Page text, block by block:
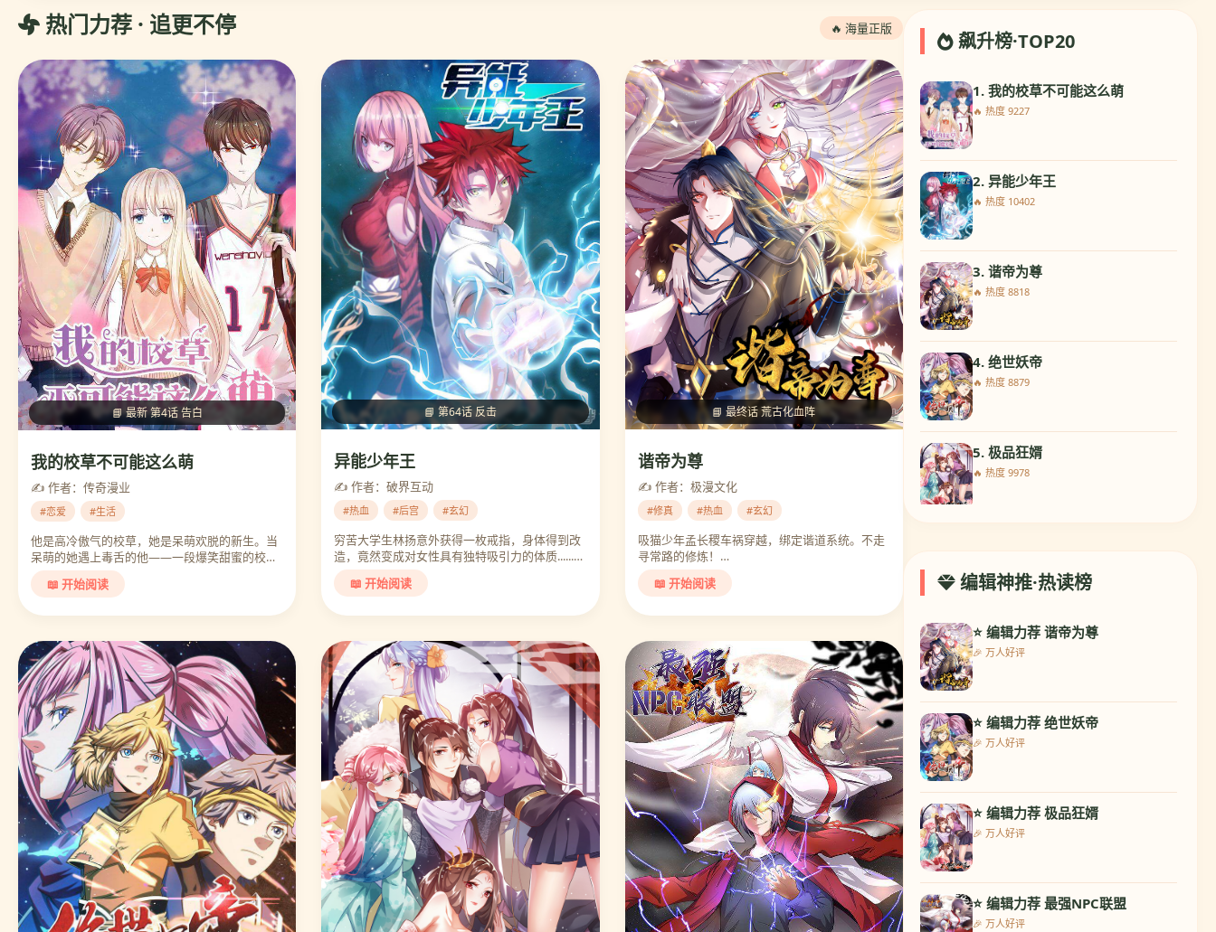
热门力荐 · 追更不停 🔥 海量正版
📘 最新 第4话 告白
我的校草不可能这么萌
✍️ 作者：传奇漫业
#恋爱 #生活
他是高冷傲气的校草，她是呆萌欢脱的新生。当
呆萌的她遇上毒舌的他——一段爆笑甜蜜的校园
故事。…
📖 开始阅读
📘 第64话 反击
异能少年王
✍️ 作者：破界互动
#热血 #后宫 #玄幻
穷苦大学生林扬意外获得一枚戒指，身体得到改
造，竟然变成对女性具有独特吸引力的体质......…
📖 开始阅读
📘 最终话 荒古化血阵
谐帝为尊
✍️ 作者：极漫文化
#修真 #热血 #玄幻
吸猫少年孟长稷车祸穿越，绑定谐道系统。不走
寻常路的修炼！…
📖 开始阅读
飙升榜·TOP20
1. 我的校草不可能这么萌
🔥 热度 9227
2. 异能少年王
🔥 热度 10402
3. 谐帝为尊
🔥 热度 8818
4. 绝世妖帝
🔥 热度 8879
5. 极品狂婿
🔥 热度 9978
7. 兽宠女皇
🔥 热度 9997
8. 校草会长是头狼
🔥 热度 9803
9. 王爷你好帅
🔥 热度 10384
10. 龙王的人鱼新娘
🔥 热度 10262
编辑神推·热读榜
⭐ 编辑力荐 谐帝为尊
🎉 万人好评
⭐ 编辑力荐 绝世妖帝
🎉 万人好评
⭐ 编辑力荐 极品狂婿
🎉 万人好评
⭐ 编辑力荐 最强NPC联盟
🎉 万人好评